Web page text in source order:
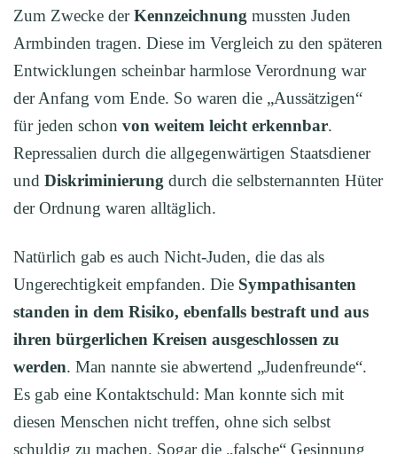
Zum Zwecke derKennzeichnung mussten Juden
Armbinden tragen. Diese im Vergleich zu den späteren
Entwicklungen scheinbar harmlose Verordnung war
der Anfang vom Ende. So waren die „Aussätzigen“
für jeden schon von weitem leicht erkennbar.
Repressalien durch die allgegenwärtigen Staatsdiener
und Diskriminierung durch die selbsternannten Hüter
der Ordnung waren alltäglich.
Natürlich gab es auch Nicht-Juden, die das als
Ungerechtigkeit empfanden. Die Sympathisanten
standen in dem Risiko, ebenfalls bestraft und aus
ihren bürgerlichen Kreisen ausgeschlossen zu
werden. Man nannte sie abwertend „Judenfreunde“.
Es gab eine Kontaktschuld: Man konnte sich mit
diesen Menschen nicht treffen, ohne sich selbst
schuldig zu machen. Sogar die „falsche“ Gesinnung